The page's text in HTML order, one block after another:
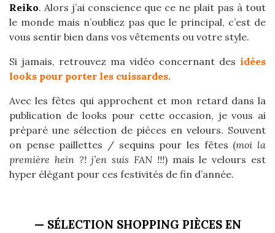
Reiko. Alors j’ai conscience que ce ne plait pas à tout
le monde mais n’oubliez pas que le principal, c’est de
vous sentir bien dans vos vêtements ou votre style.
Si jamais, retrouvez ma vidéo concernant des idées
looks pour porter les cuissardes.
Avec les fêtes qui approchent et mon retard dans la
publication de looks pour cette occasion, je vous ai
préparé une sélection de pièces en velours. Souvent
on pense paillettes / sequins pour les fêtes (moi la
première hein ?! j’en suis FAN !!!) mais le velours est
hyper élégant pour ces festivités de fin d’année.
— SÉLECTION SHOPPING PIÈCES EN